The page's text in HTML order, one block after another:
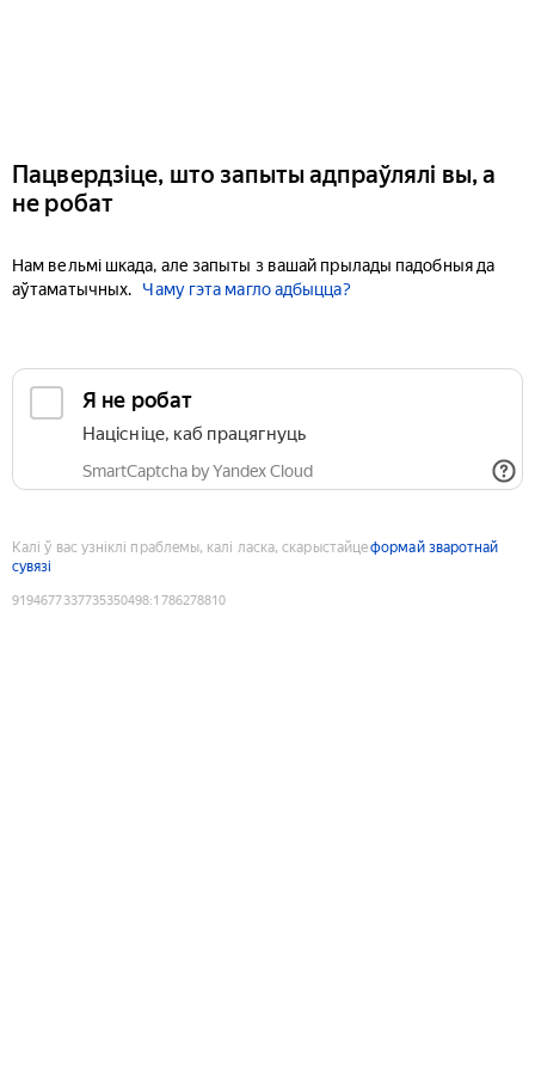
Пацвердзіце, што запыты адпраўлялі вы, а
не робат
Нам вельмі шкада, але запыты з вашай прылады падобныя да
аўтаматычных.
Чаму гэта магло адбыцца?
Я не робат
Націсніце, каб працягнуць
SmartCaptcha by Yandex Cloud
Калі ў вас узніклі праблемы, калі ласка, скарыстайцеформай зваротнай
сувязі
9194677337735350498:1786278810